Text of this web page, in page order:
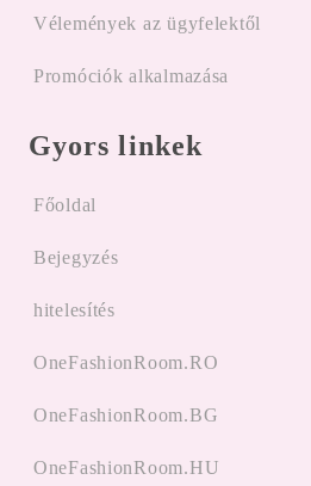
Vélemények az ügyfelektől
Promóciók alkalmazása
Gyors linkek
Főoldal
Bejegyzés
hitelesítés
OneFashionRoom.RO
OneFashionRoom.BG
OneFashionRoom.HU